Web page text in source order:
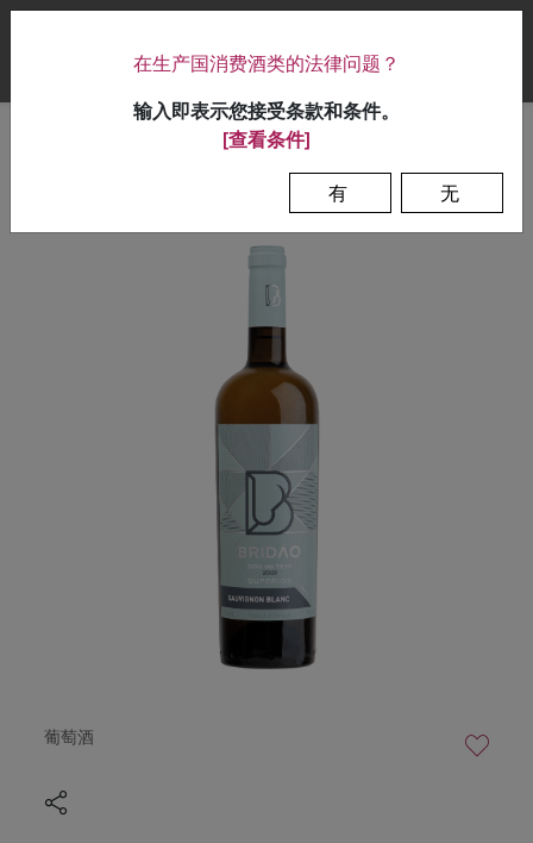
布利道
葡萄酒
在生产国消费酒类的法律问题？
输入即表示您接受条款和条件。
[查看条件]
有 无